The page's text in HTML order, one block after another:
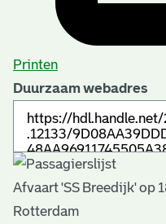
Printen
Duurzaam webadres
Afvaart 'SS Breedijk' op
Rotterdam